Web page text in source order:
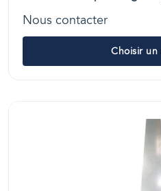
Nous contacter
Choisir un